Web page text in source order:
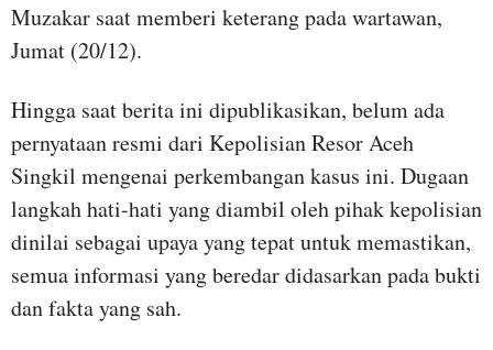
Muzakar saat memberi keterang pada wartawan,
Jumat (20/12).
Hingga saat berita ini dipublikasikan, belum ada
pernyataan resmi dari Kepolisian Resor Aceh
Singkil mengenai perkembangan kasus ini. Dugaan
langkah hati-hati yang diambil oleh pihak kepolisian
dinilai sebagai upaya yang tepat untuk memastikan,
semua informasi yang beredar didasarkan pada bukti
dan fakta yang sah.